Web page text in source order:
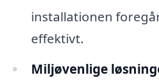
installationen
effektivt.
Miljøvenlige